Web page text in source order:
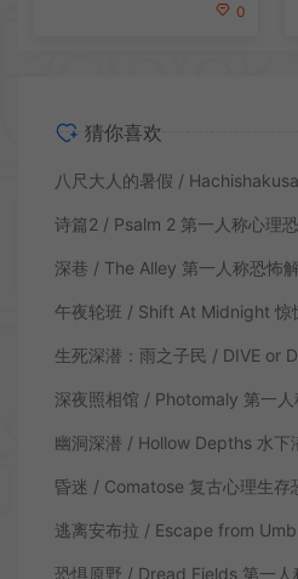
0
猜你喜欢
诗篇2 / Psalm 2 第一人称心理
深巷 / The Alley 第一人称恐怖
昏迷 / Comatose 复古心理生存